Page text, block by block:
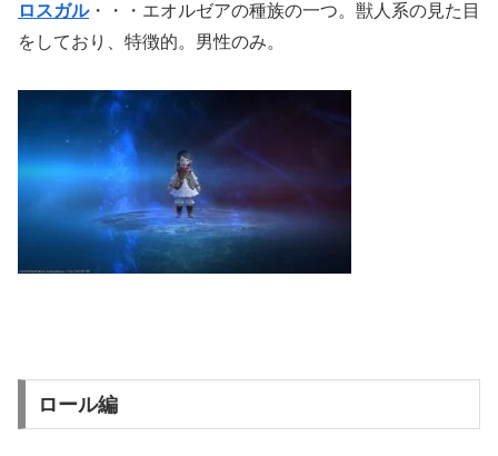
ロスガル・・・エオルゼアの種族の一つ。獣人系の見た目
をしており、特徴的。男性のみ。
ロール編